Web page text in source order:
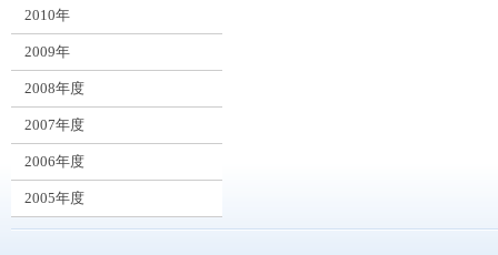
2010年
2009年
2008年度
2007年度
2006年度
2005年度